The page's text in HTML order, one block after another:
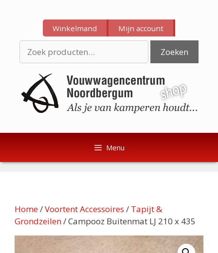
inhoud
inhoud
Winkelmand Mijn account
naar:
Zoeken
Menu
Home/Voortent Accessoires / Tapijt &
Grondzeilen/ Campooz Buitenmat LJ 210 x 435